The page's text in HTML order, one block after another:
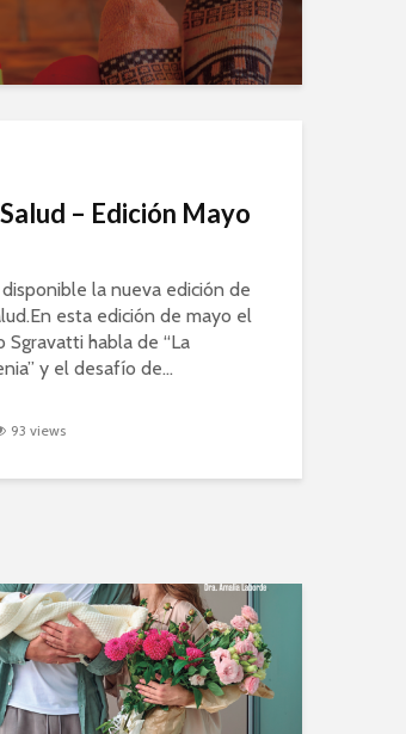
– Edición Mayo
la nueva edición de
esta edición de mayo el
Sgravatti habla de “La
y el desafío de...
93 views